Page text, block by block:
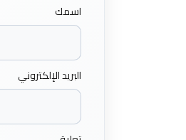
اسمك
البريد الإلكتروني